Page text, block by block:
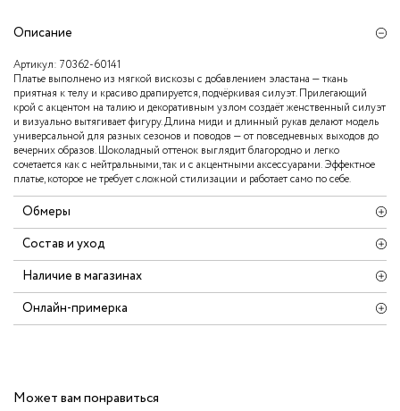
Описание
Артикул: 70362-60141
Платье выполнено из мягкой вискозы с добавлением эластана — ткань
приятная к телу и красиво драпируется, подчёркивая силуэт. Прилегающий
крой с акцентом на талию и декоративным узлом создаёт женственный силуэт
и визуально вытягивает фигуру. Длина миди и длинный рукав делают модель
универсальной для разных сезонов и поводов — от повседневных выходов до
вечерних образов. Шоколадный оттенок выглядит благородно и легко
сочетается как с нейтральными, так и с акцентными аксессуарами. Эффектное
платье, которое не требует сложной стилизации и работает само по себе.
Обмеры
Состав и уход
Наличие в магазинах
Онлайн-примерка
Может вам понравиться